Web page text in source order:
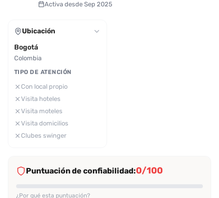
Activa desde Sep 2025
Ubicación
Bogotá
Colombia
TIPO DE ATENCIÓN
Con local propio
Visita hoteles
Visita moteles
Visita domicilios
Clubes swinger
Puntuación de confiabilidad:0/100
¿Por qué esta puntuación?